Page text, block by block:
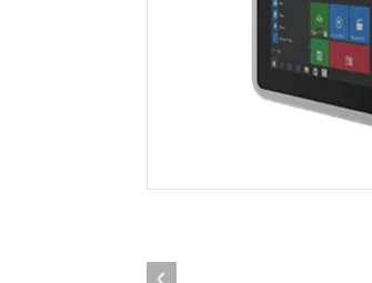
Android Fahrzeugmontierte
Tablet für Fahrzeugmontierte
Robuster Roboter-